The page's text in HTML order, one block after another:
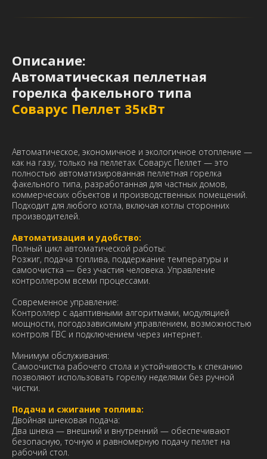
Описание:
Автоматическая пеллетная
горелка факельного типа
Соварус Пеллет 35кВт
Автоматическое, экономичное и экологичное отопление —
как на газу, только на пеллетах Соварус Пеллет — это
полностью автоматизированная пеллетная горелка
факельного типа, разработанная для частных домов,
коммерческих объектов и производственных помещений.
Подходит для любого котла, включая котлы сторонних
производителей.
Автоматизация и удобство:
Полный цикл автоматической работы:
Розжиг, подача топлива, поддержание температуры и
самоочистка — без участия человека. Управление
контроллером всеми процессами.
Современное управление:
Контроллер с адаптивными алгоритмами, модуляцией
мощности, погодозависимым управлением, возможностью
контроля ГВС и подключением через интернет.
Минимум обслуживания:
Самоочистка рабочего стола и устойчивость к спеканию
позволяют использовать горелку неделями без ручной
чистки.
Подача и сжигание топлива:
Двойная шнековая подача:
Два шнека — внешний и внутренний — обеспечивают
безопасную, точную и равномерную подачу пеллет на
рабочий стол.